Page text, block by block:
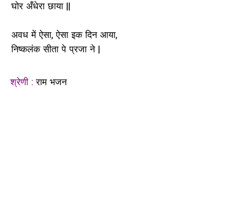
घोर अँधेरा छाया ||
अवध में ऐसा, ऐसा इक दिन आया,
निष्कलंक सीता पे प्रजा ने |
श्रेणी :राम भजन